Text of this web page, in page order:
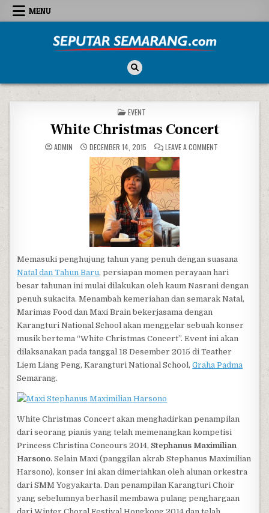
Skip to content
MENU
POSTED IN
EVENT
White Christmas Concert
ADMIN DECEMBER 14, 2015 LEAVE A COMMENT
Memasuki penghujung tahun yang penuh dengan suasana
Natal dan Tahun Baru, persiapan momen perayaan hari
besar tahunan ini mulai dilakukan oleh kaum Nasrani dengan
penuh sukacita. Menambah kemeriahan dan semarak Natal,
Marimas Food dan Maxi Brain bekerjasama dengan
Karangturi National School akan menggelar sebuah konser
musik bertema “White Christmas Concert”. Event ini akan
dilaksanakan pada tanggal 18 Desember 2015 di Teather
Liem Liang Peng, Karangturi National School,Graha Padma
Semarang.
White Christmas Concert akan menghadirkan penampilan
dari seorang pianis yang telah memenangkan kompetisi
Princess Christina Concours 2014, Stephanus Maximilian
Harsono. Selain Maxi (panggilan akrab Stephanus Maximilian
Harsono), konser ini akan dimeriahkan oleh alunan orkestra
dari SMM Yogyakarta. Dan penampilan Karangturi Choir
yang sebelumnya berhasil membawa pulang penghargaan